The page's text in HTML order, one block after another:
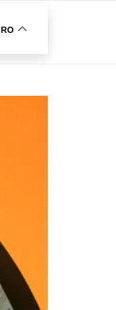
RO